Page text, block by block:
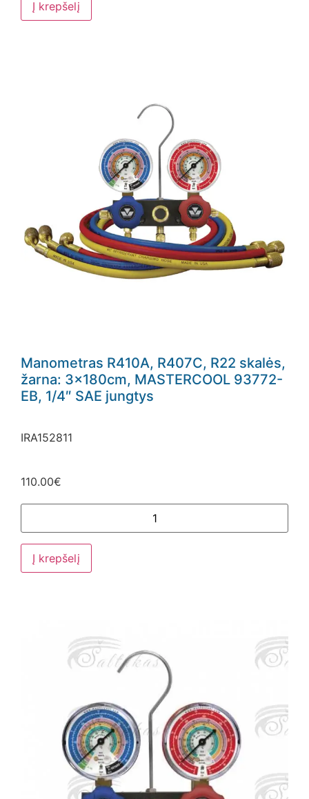
Į krepšelį
Manometras R410A, R407C, R22 skalės,
žarna: 3x180cm, MASTERCOOL 93772-
EB, 1/4″ SAE jungtys
IRA152811
110.00€
Į krepšelį